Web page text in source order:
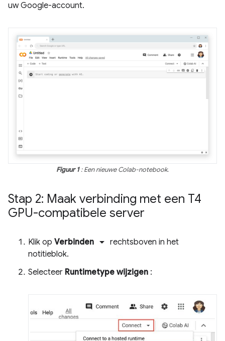
uw Google-account.
Figuur 1: Een nieuwe Colab-notebook.
Stap 2: Maak verbinding met een T4
GPU-compatibele server
Klik op Verbinden arrow_drop_down rechtsboven in het
notitieblok.
Selecteer Runtimetype wijzigen :